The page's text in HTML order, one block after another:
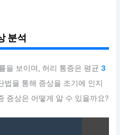
분석
을 보이며, 허리 통증은 평균3
법을 통해 증상을 조기에 인지
증상은 어떻게 알 수 있을까요?